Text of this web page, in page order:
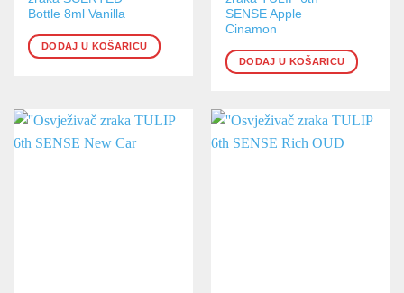
Bottle 8ml Vanilla
DODAJ U KOŠARICU
SENSE Apple
Cinamon
DODAJ U KOŠARICU